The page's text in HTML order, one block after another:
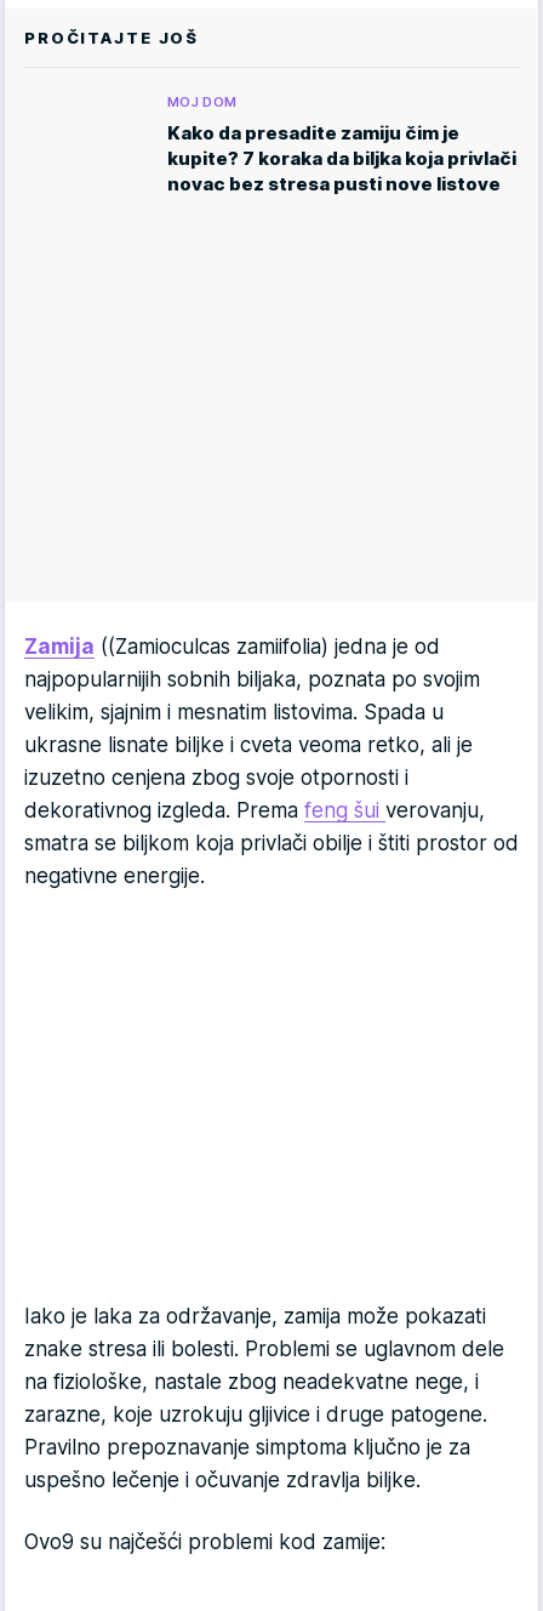
PROČITAJTE JOŠ
MOJ DOM
Kako da presadite zamiju čim je
kupite? 7 koraka da biljka koja privlači
novac bez stresa pusti nove listove
Zamija ((Zamioculcas zamiifolia) jedna je od
najpopularnijih sobnih biljaka, poznata po svojim
velikim, sjajnim i mesnatim listovima. Spada u
ukrasne lisnate biljke i cveta veoma retko, ali je
izuzetno cenjena zbog svoje otpornosti i
dekorativnog izgleda. Prema feng šui verovanju,
smatra se biljkom koja privlači obilje i štiti prostor od
negativne energije.
Iako je laka za održavanje, zamija može pokazati
znake stresa ili bolesti. Problemi se uglavnom dele
na fiziološke, nastale zbog neadekvatne nege, i
zarazne, koje uzrokuju gljivice i druge patogene.
Pravilno prepoznavanje simptoma ključno je za
uspešno lečenje i očuvanje zdravlja biljke.
Ovo9 su najčešći problemi kod zamije: